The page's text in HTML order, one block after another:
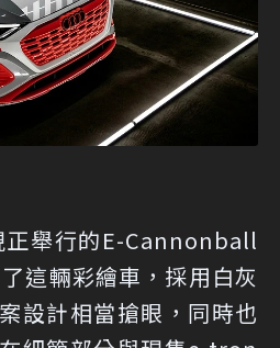
舉行的E-Cannonball
這輛彩繪車，採用白灰
設計相當搶眼，同時也